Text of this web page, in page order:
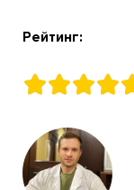
Рейтинг: